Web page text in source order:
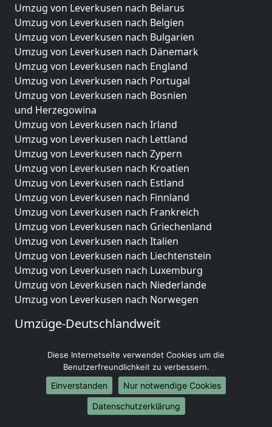
Umzug von Leverkusen nach Belarus
Umzug von Leverkusen nach Belgien
Umzug von Leverkusen nach Bulgarien
Umzug von Leverkusen nach Dänemark
Umzug von Leverkusen nach England
Umzug von Leverkusen nach Portugal
Umzug von Leverkusen nach Bosnien
und Herzegowina
Umzug von Leverkusen nach Irland
Umzug von Leverkusen nach Lettland
Umzug von Leverkusen nach Zypern
Umzug von Leverkusen nach Kroatien
Umzug von Leverkusen nach Estland
Umzug von Leverkusen nach Finnland
Umzug von Leverkusen nach Frankreich
Umzug von Leverkusen nach Griechenland
Umzug von Leverkusen nach Italien
Umzug von Leverkusen nach Liechtenstein
Umzug von Leverkusen nach Luxemburg
Umzug von Leverkusen nach Niederlande
Umzug von Leverkusen nach Norwegen
Umzüge-Deutschlandweit
Umzug von Leverkusen nach Hamburg
Umzug von Leverkusen nach München
Umzug von Leverkusen nach Köln
Umzug von Leverkusen nach Frankfurt am Main
Umzug von Leverkusen nach Stuttgart
Diese Internetseite verwendet Cookies um die
Benutzerfreundlichkeit zu verbessern.
Einverstanden
Nur notwendige Cookies
Datenschutzerklärung